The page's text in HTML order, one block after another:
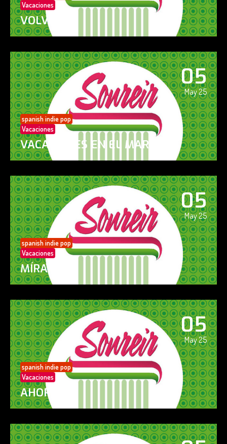
Vacaciones
VOLVERÁS
05
May 25
spanish indie pop
Vacaciones
VACACIONES EN EL MAR
05
May 25
spanish indie pop
Vacaciones
MÍRAME
05
May 25
spanish indie pop
Vacaciones
AHORA SÍ!